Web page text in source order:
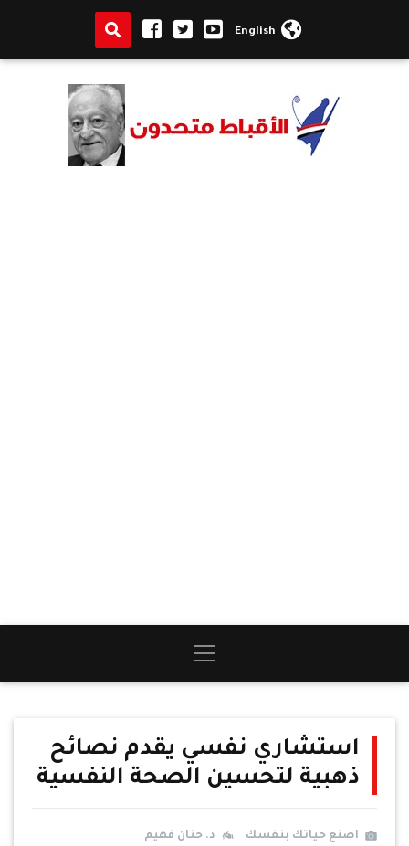
English
استشاري نفسي يقدم نصائح
ذهبية لتحسين الصحة النفسية
اصنع حياتك بنفسك
د. حنان فهيم